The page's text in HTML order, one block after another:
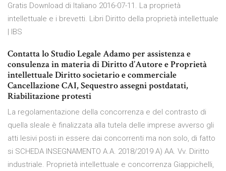
Gratis Download di Italiano 2016-07-11. La proprietà
intellettuale e i brevetti. Libri Diritto della proprietà intellettuale
| IBS
Contatta lo Studio Legale Adamo per assistenza e
consulenza in materia di Diritto d’Autore e Proprietà
intellettuale Diritto societario e commerciale
Cancellazione CAI, Sequestro assegni postdatati,
Riabilitazione protesti
La regolamentazione della concorrenza e del contrasto di
quella sleale è finalizzata alla tutela delle imprese avverso gli
atti lesivi posti in essere dai concorrenti ma non solo, di fatto
si SCHEDA INSEGNAMENTO A.A. 2018/2019 A) AA. Vv. Diritto
industriale. Proprietà intellettuale e concorrenza Giappichelli,